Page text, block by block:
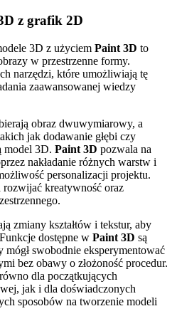
z grafik 2D
3D z użyciem Paint 3D to
w przestrzenne formy.
narzędzi, które umożliwiają tę
zaawansowanej wiedzy
obraz dwuwymiarowy, a
jak dodawanie głębi czy
model 3D. Paint 3D pozwala na
nakładanie różnych warstw i
personalizacji projektu.
kreatywność oraz
zmiany kształtów i tekstur, aby
dostępne w Paint 3D są
swobodnie eksperymentować
bez obawy o złożoność procedur.
dla początkujących
jak i dla doświadczonych
sposobów na tworzenie modeli